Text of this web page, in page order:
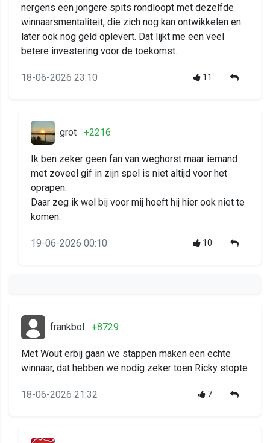
nergens een jongere spits rondloopt met dezelfde
winnaarsmentaliteit, die zich nog kan ontwikkelen en
later ook nog geld oplevert. Dat lijkt me een veel
betere investering voor de toekomst.
18-06-2026 23:10 11
grot +2216
Ik ben zeker geen fan van weghorst maar iemand
met zoveel gif in zijn spel is niet altijd voor het
oprapen.
Daar zeg ik wel bij voor mij hoeft hij hier ook niet te
komen.
19-06-2026 00:10 10
frankbol +8729
Met Wout erbij gaan we stappen maken een echte
winnaar, dat hebben we nodig zeker toen Ricky stopte
18-06-2026 21:32 7